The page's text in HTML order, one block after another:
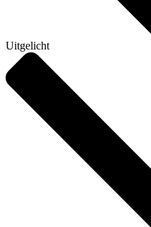
Uitgelicht